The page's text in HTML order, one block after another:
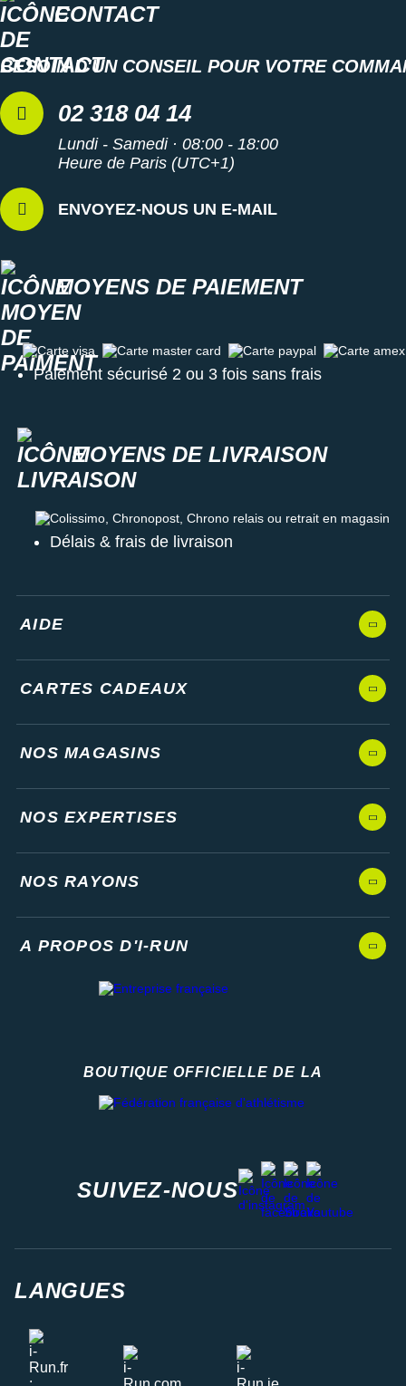
CONTACT
BESOIN D'UN CONSEIL POUR VOTRE
02 318 04 14
Lundi - Samedi · 08:00 - 18:00
Heure de Paris (UTC+1)
ENVOYEZ-NOUS UN E-MAIL
MOYENS DE PAIEMENT
Carte visa Carte master card Carte paypal Carte amex
Paiement sécurisé 2 ou 3 fois sans frais
MOYENS DE LIVRAISON
Colissimo, Chronopost, Chrono relais ou retrait en magasin
Délais & frais de livraison
AIDE
CARTES CADEAUX
NOS MAGASINS
NOS EXPERTISES
NOS RAYONS
A PROPOS D'I-RUN
BOUTIQUE OFFICIELLE DE LA
SUIVEZ-NOUS
instagram
facebook
stravayoutube
LANGUES